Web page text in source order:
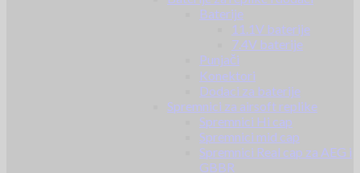
Baterije
11.1V baterije
7.4V baterije
Punjači
Konektori
Dodaci za baterije
Spremnici za airsoft replike
Spremnici Hi cap
Spremnici mid cap
Spremnici Real cap za AEG i
GBBR